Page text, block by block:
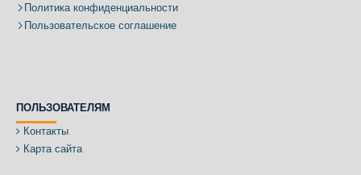
Политика конфиденциальности
Пользовательское соглашение
ПОЛЬЗОВАТЕЛЯМ
Контакты
Карта сайта